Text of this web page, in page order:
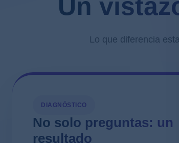
Un
Lo que diferencia
DIAGNÓSTICO
No solo preguntas: un
resultado